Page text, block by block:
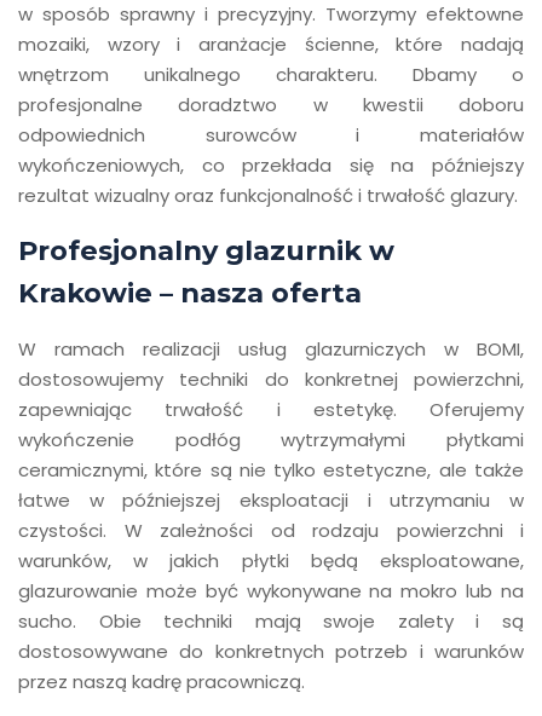
w sposób sprawny i precyzyjny. Tworzymy efektowne
mozaiki, wzory i aranżacje ścienne, które nadają
wnętrzom unikalnego charakteru. Dbamy o
profesjonalne doradztwo w kwestii doboru
odpowiednich surowców i materiałów
wykończeniowych, co przekłada się na późniejszy
rezultat wizualny oraz funkcjonalność i trwałość glazury.
Profesjonalny glazurnik w
Krakowie – nasza oferta
W ramach realizacji usług glazurniczych w BOMI,
dostosowujemy techniki do konkretnej powierzchni,
zapewniając trwałość i estetykę. Oferujemy
wykończenie podłóg wytrzymałymi płytkami
ceramicznymi, które są nie tylko estetyczne, ale także
łatwe w późniejszej eksploatacji i utrzymaniu w
czystości. W zależności od rodzaju powierzchni i
warunków, w jakich płytki będą eksploatowane,
glazurowanie może być wykonywane na mokro lub na
sucho. Obie techniki mają swoje zalety i są
dostosowywane do konkretnych potrzeb i warunków
przez naszą kadrę pracowniczą.